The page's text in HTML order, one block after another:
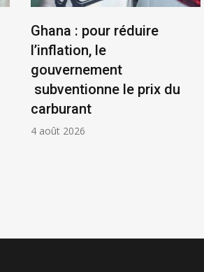
Ghana : pour réduire
l’inflation, le
gouvernement
subventionne le prix du
carburant
4 août 2026